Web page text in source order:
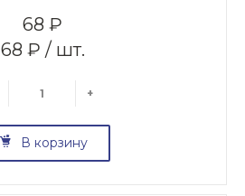
68 ₽
68 ₽ / шт.
+
В корзину